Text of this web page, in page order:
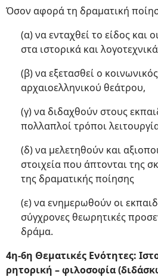
Όσον αφορά τη δραματική
(α) να ενταχθεί το είδος και
στα ιστορικά και
(β) να εξετασθεί ο
αρχαιοελληνικού θεάτρου,
(γ) να διδαχθούν στους
πολλαπλοί τρόποι
(δ) να μελετηθούν και
στοιχεία που άπτονται της
της δραματικής ποίησης
(ε) να ενημερωθούν οι
σύγχρονες θεωρητικές
δράμα.
4η-6η Θεματικές Ενότητες:
ρητορική – φιλοσοφία